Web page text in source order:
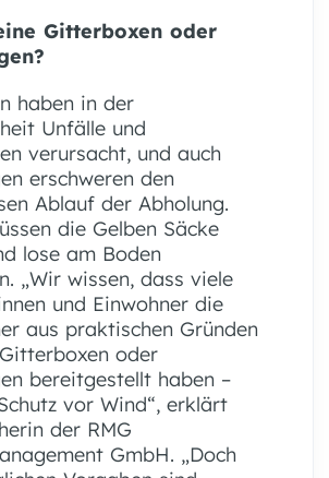
Gitterboxen oder
haben in der
Unfälle und
verursacht, und auch
erschweren den
Ablauf der Abholung.
die Gelben Säcke
lose am Boden
„Wir wissen, dass viele
und Einwohner die
aus praktischen Gründen
oder
bereitgestellt haben –
vor Wind“, erklärt
der RMG
GmbH. „Doch